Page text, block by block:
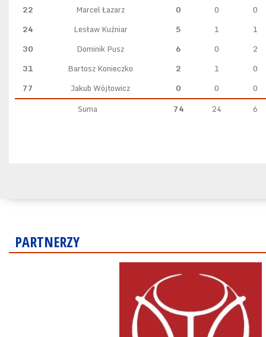
22
Marcel Łazarz 0 0
0
24
Lesław Kuźniar 5 1
1
30
Dominik Pusz 6 0
2
31
Bartosz Konieczko 2 1
0
77
Jakub Wójtowicz 0 0
0
Suma
74 24 6
PARTNERZY